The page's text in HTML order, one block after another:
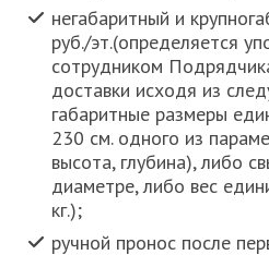
негабаритный и
руб./эт.(определяется
сотрудником
доставки исходя из
габаритные размеры
230 см. одного из
высота, глубина), либо
диаметре, либо вес
кг.);
ручной пронос после